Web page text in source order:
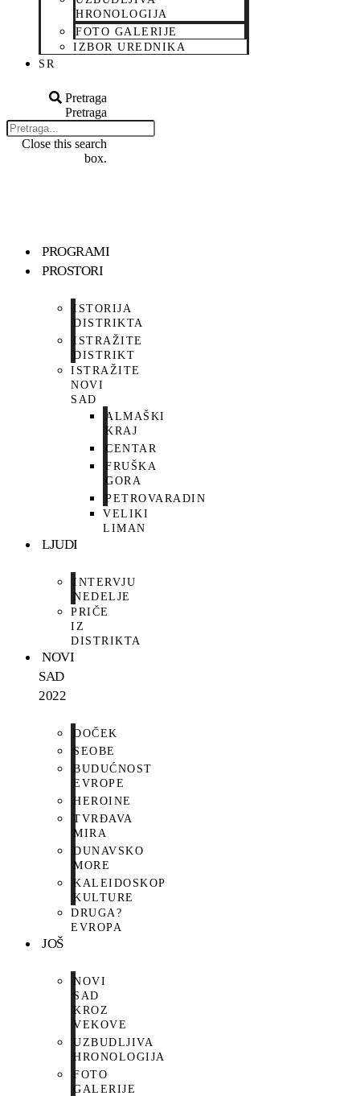
HRONOLOGIJA
FOTO GALERIJE
IZBOR UREDNIKA
SR
Pretraga
Pretraga
Close this search
box.
PROGRAMI
PROSTORI
ISTORIJA
DISTRIKTA
ISTRAŽITE
DISTRIKT
ISTRAŽITE
NOVI
SAD
ALMAŠKI
KRAJ
CENTAR
FRUŠKA
GORA
PETROVARADIN
VELIKI
LIMAN
LJUDI
INTERVJU
NEDELJE
PRIČE
IZ
DISTRIKTA
NOVI
SAD
2022
DOČEK
SEOBE
BUDUĆNOST
EVROPE
HEROINE
TVRĐAVA
MIRA
DUNAVSKO
MORE
KALEIDOSKOP
KULTURE
DRUGA?
EVROPA
JOŠ
NOVI
SAD
KROZ
VEKOVE
UZBUDLJIVA
HRONOLOGIJA
FOTO
GALERIJE